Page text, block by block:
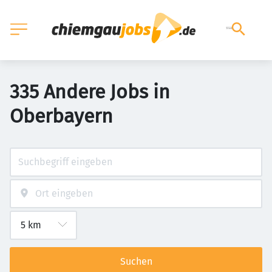
335 Andere Jobs in
Oberbayern
Suchen